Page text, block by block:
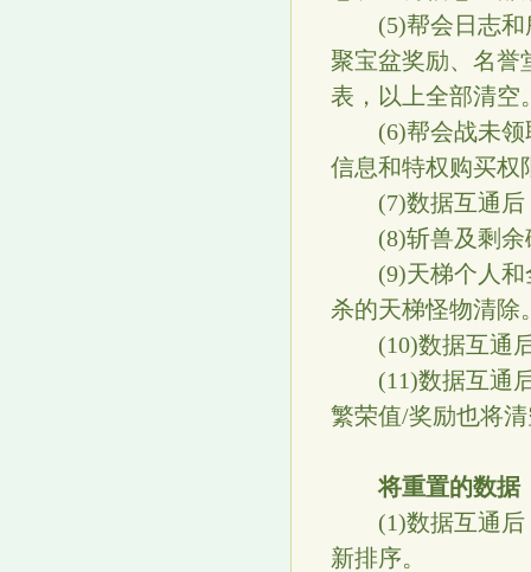
(5)帮会日志和
聚宝盆奖励、名誉
表，以上全部清空
(6)帮会战未领
信息和特权购买权
(7)数据互通后
(8)斩兽及剩余
(9)天梯个人和
杀的天梯怪物清除
(10)数据互通后
(11)数据互通后
繁荣值/奖励也将
将重置的数据
(1)数据互通后
新排序。